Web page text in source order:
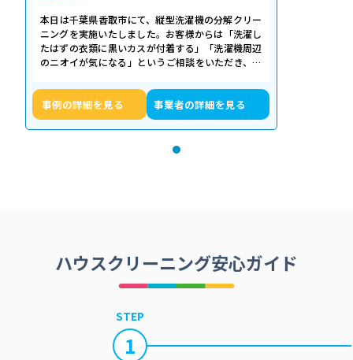
本日は千葉県香取市にて、縦型洗濯機の分解クリー
ニングを実施いたしました。お客様からは「洗濯し
たはずの衣類に黒いカスが付着する」「洗濯機周辺
のニオイが気になる」というご相談をいただき、内
事例の詳細を見る 事業者の詳細を見る
ハウスクリーニング安心ガイド
STEP
1